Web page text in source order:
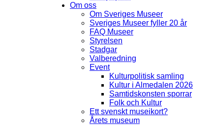
Om oss
Om Sveriges Museer
Sveriges Museer fyller 20 år
FAQ Museer
Styrelsen
Stadgar
Valberedning
Event
Kulturpolitisk samling
Kultur i Almedalen 2026
Samtidskonsten sporrar
Folk och Kultur
Ett svenskt museikort?
Årets museum